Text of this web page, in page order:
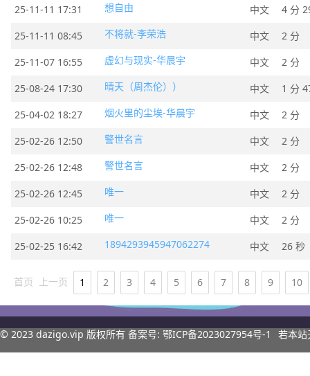
25-11-11 17:31
想自由 中文
4 分
25-11-11 08:45
不将就-李荣浩 中文
2 分
25-11-07 16:55
虚幻与现实-华晨宇 中文
2 分
25-08-24 17:30
晴天（周杰伦）） 中文
1 分
25-04-02 18:27
烟火里的尘埃-华晨宇 中文
2 分
25-02-26 12:50
警世名言 中文
2 分
25-02-26 12:48
警世名言 中文
2 分
25-02-26 12:45
唯一 中文
2 分
25-02-26 10:25
唯一 中文
2 分
25-02-25 16:42
1894293945947062274 中文 26 秒
首页 上一页 1 2 3 4 5 6 7 8 9 10
© 2023 dazigo.vip 版权所有 备案号: 鄂ICP备2023027954号-1 若本